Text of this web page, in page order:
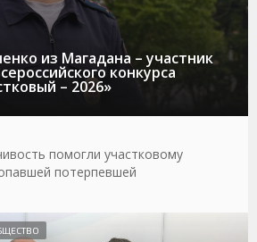
из Магадана – участник
конкурса
– 2026»
помогли участковому
потерпевшей